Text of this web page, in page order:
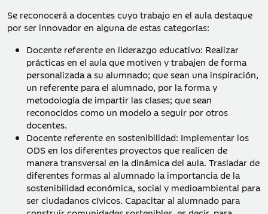
Se reconocerá a docentes cuyo trabajo en el aula destaque
por ser innovador en alguna de estas categorías:
Docente referente en liderazgo educativo: Realizar
prácticas en el aula que motiven y trabajen de forma
personalizada a su alumnado; que sean una inspiración,
un referente para el alumnado, por la forma y
metodología de impartir las clases; que sean
reconocidos como un modelo a seguir por otros
docentes.
Docente referente en sostenibilidad: Implementar los
ODS en los diferentes proyectos que realicen de
manera transversal en la dinámica del aula. Trasladar de
diferentes formas al alumnado la importancia de la
sostenibilidad económica, social y medioambiental para
ser ciudadanos cívicos. Capacitar al alumnado para